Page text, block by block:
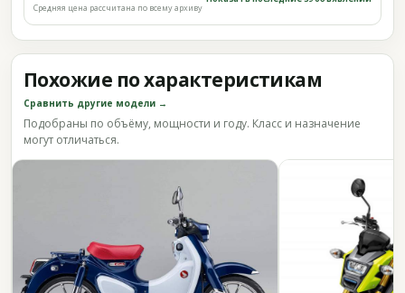
Средняя цена рассчитана по всему архиву
Похожие по характеристикам
Сравнить другие модели →
Подобраны по объёму, мощности и году. Класс и назначение
могут отличаться.